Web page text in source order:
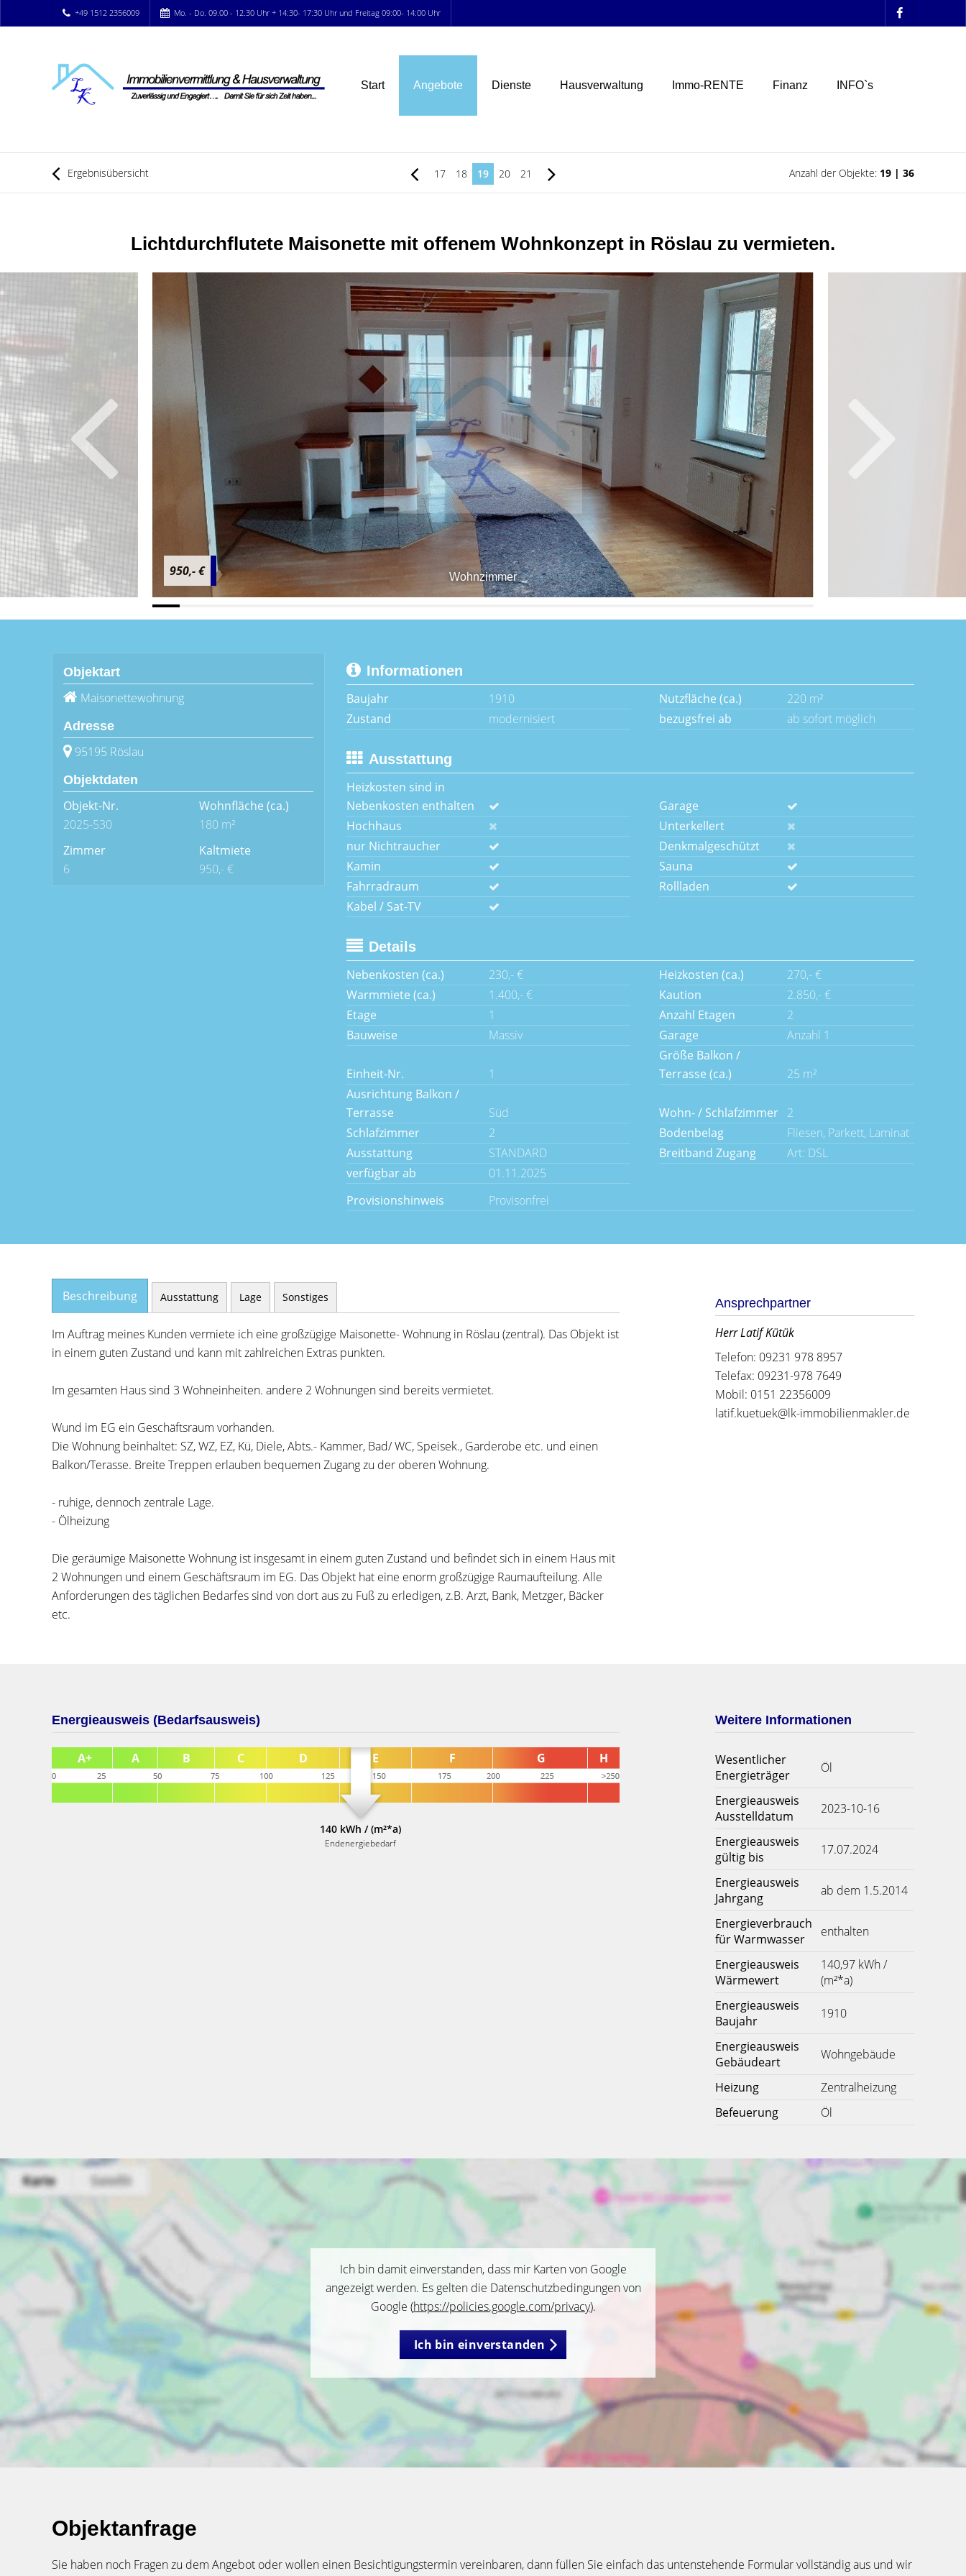
+49 1512 2356009 Mo. - Do. 09.00 - 12.30 Uhr + 14:30- 17:30 Uhr und Freitag 09:00- 14:00 Uhr
Start Angebote Dienste Hausverwaltung Immo-RENTE Finanz INFO`s
Ergebnisübersicht 17 18 19 20 21 Anzahl der Objekte: 19 | 36
Lichtdurchflutete Maisonette mit offenem Wohnkonzept in Röslau zu vermieten.
Wohnzimmer
950,- €
Objektart
Maisonettewohnung
Adresse
95195 Röslau
Objektdaten
Objekt-Nr.
2025-530
Wohnfläche (ca.)
180 m²
Zimmer
6
Kaltmiete
950,- €
Informationen
Baujahr
1910 Nutzfläche (ca.)
220 m²
Zustand
modernisiert bezugsfrei ab ab sofort möglich
Ausstattung
Heizkosten sind in
Nebenkosten enthalten
Garage
Hochhaus
Unterkellert
nur Nichtraucher
Denkmalgeschützt
Kamin
Sauna
Fahrradraum
Rollladen
Kabel / Sat-TV
Details
Nebenkosten (ca.)
230,- € Heizkosten (ca.)
270,- €
Warmmiete (ca.)
1.400,- € Kaution
2.850,- €
Etage
1 Anzahl Etagen
2
Bauweise
Massiv Garage Anzahl 1
Einheit-Nr. 1
Größe Balkon /
Terrasse (ca.)
25 m²
Ausrichtung Balkon /
Terrasse
Süd Wohn- / Schlafzimmer 2
Schlafzimmer
2 Bodenbelag
Fliesen, Parkett, Laminat
Ausstattung
STANDARD Breitband Zugang
Art: DSL
verfügbar ab
01.11.2025
Provisionshinweis
Provisonfrei
Beschreibung Ausstattung Lage Sonstiges
Im Auftrag meines Kunden vermiete ich eine großzügige Maisonette- Wohnung in Röslau (zentral). Das Objekt ist
in einem guten Zustand und kann mit zahlreichen Extras punkten.
Im gesamten Haus sind 3 Wohneinheiten. andere 2 Wohnungen sind bereits vermietet.
Wund im EG ein Geschäftsraum vorhanden.
Die Wohnung beinhaltet: SZ, WZ, EZ, Kü, Diele, Abts.- Kammer, Bad/ WC, Speisek., Garderobe etc. und einen
Balkon/Terasse. Breite Treppen erlauben bequemen Zugang zu der oberen Wohnung.
- ruhige, dennoch zentrale Lage.
- Ölheizung
Die geräumige Maisonette Wohnung ist insgesamt in einem guten Zustand und befindet sich in einem Haus mit
2 Wohnungen und einem Geschäftsraum im EG. Das Objekt hat eine enorm großzügige Raumaufteilung. Alle
Anforderungen des täglichen Bedarfes sind von dort aus zu Fuß zu erledigen, z.B. Arzt, Bank, Metzger, Bäcker
etc.
Ansprechpartner
Herr Latif Kütük
Telefon: 09231 978 8957
Telefax: 09231-978 7649
Mobil: 0151 22356009
latif.kuetuek@lk-immobilienmakler.de
Energieausweis (Bedarfsausweis)
140 kWh / (m²*a)
Endenergiebedarf
Weitere Informationen
Wesentlicher
Energieträger
Öl
Energieausweis
Ausstelldatum
2023-10-16
Energieausweis
gültig bis
17.07.2024
Energieausweis
Jahrgang
ab dem 1.5.2014
Energieverbrauch
für Warmwasser
enthalten
Energieausweis
Wärmewert
140,97 kWh /
(m²*a)
Energieausweis
Baujahr
1910
Energieausweis
Gebäudeart
Wohngebäude
Heizung
Zentralheizung
Befeuerung
Öl
Ich bin damit einverstanden, dass mir Karten von Google
angezeigt werden. Es gelten die Datenschutzbedingungen von
Google (https://policies.google.com/privacy).
Ich bin einverstanden
Objektanfrage
Sie haben noch Fragen zu dem Angebot oder wollen einen Besichtigungstermin vereinbaren, dann füllen Sie einfach das untenstehende Formular vollständig aus und wir